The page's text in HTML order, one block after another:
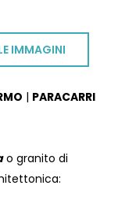
IMMAGINI
| PARACARRI
o granito di